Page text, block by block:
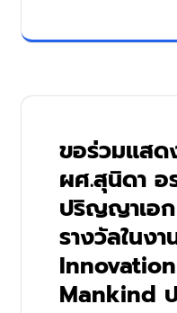
ขอร่วมแส
ผศ.สุนิดา
ปริญญาเอ
รางวัลในง
Mankind